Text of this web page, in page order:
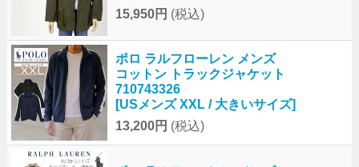
15,950円 (税込)
ポロ ラルフローレン メンズ
コットン トラックジャケット
710743326
[USメンズ XXL / 大きいサイズ]
13,200円 (税込)